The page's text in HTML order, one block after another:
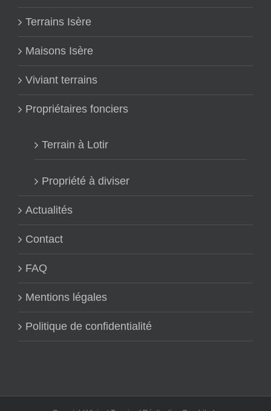
Terrains Isère
Maisons Isère
Viviant terrains
Propriétaires fonciers
Terrain à Lotir
Propriété à diviser
Actualités
Contact
FAQ
Mentions légales
Politique de confidentialité